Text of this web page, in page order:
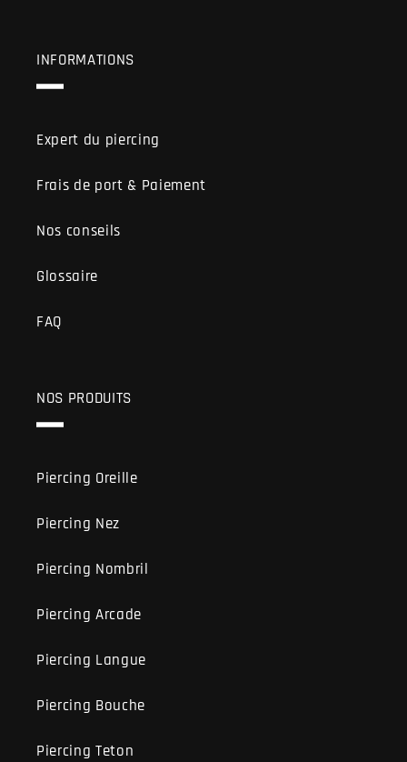
INFORMATIONS
Expert du piercing
Frais de port & Paiement
Nos conseils
Glossaire
FAQ
NOS PRODUITS
Piercing Oreille
Piercing Nez
Piercing Nombril
Piercing Arcade
Piercing Langue
Piercing Bouche
Piercing Teton